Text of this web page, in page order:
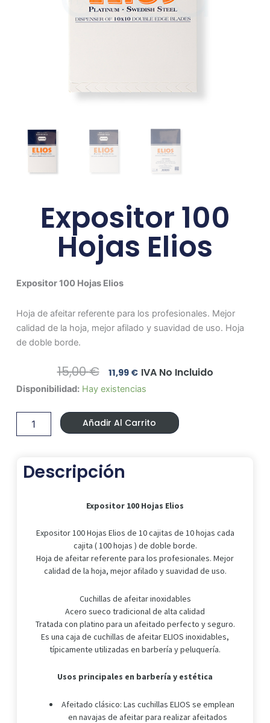
Expositor 100
Hojas Elios
Expositor 100 Hojas Elios
Hoja de afeitar referente para los profesionales. Mejor
calidad de la hoja, mejor afilado y suavidad de uso. Hoja
de doble borde.
15,00€ El
Precio
Original
Era:
15,00 €.
11,99 €El
Precio
Actual
Es:
11,99 €.
IVA No Incluido
Disponibilidad: Hay existencias
Expositor
Hojas
Elios
cantidad
Añadir Al Carrito
Descripción
Expositor 100 Hojas Elios
Expositor 100 Hojas Elios de 10 cajitas de 10 hojas cada
cajita ( 100 hojas ) de doble borde.
Hoja de afeitar referente para los profesionales. Mejor
calidad de la hoja, mejor afilado y suavidad de uso.
Cuchillas de afeitar inoxidables
Acero sueco tradicional de alta calidad
Tratada con platino para un afeitado perfecto y seguro.
Es una caja de cuchillas de afeitar ELIOS inoxidables,
típicamente utilizadas en barbería y peluquería.
Usos principales en barbería y estética
Afeitado clásico: Las cuchillas ELIOS se emplean
en navajas de afeitar para realizar afeitados